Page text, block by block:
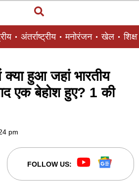
अंतर्राष्ट्रीय मनोरंजन खेल शिक्षा
हुआ जहां भारतीय
एक बेहोश हुए? 1 की
pm
FOLLOW US: